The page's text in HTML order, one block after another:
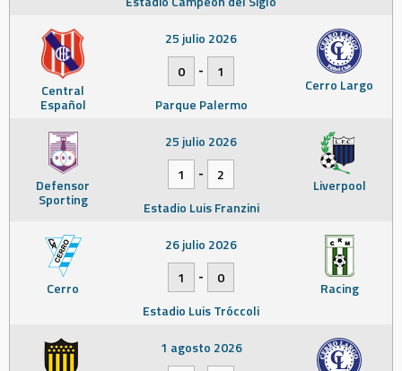
Central
Español
Cerro Largo
25 julio 2026
0
-
1
Parque Palermo
Defensor
Sporting
Liverpool
25 julio 2026
1
-
2
Estadio Luis Franzini
Cerro Racing
26 julio 2026
1
-
0
Estadio Luis Tróccoli
1 agosto 2026